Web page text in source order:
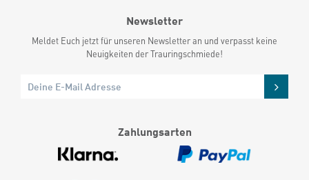
Newsletter
Meldet Euch jetzt für unseren Newsletter an und verpasst keine
Neuigkeiten der Trauringschmiede!
Zahlungsarten